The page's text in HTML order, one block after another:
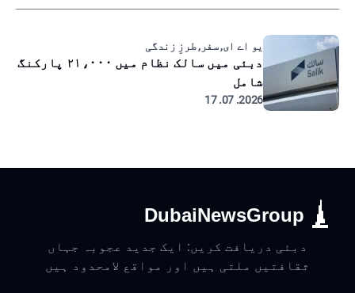
یو اے ای, سفر, طرزِ زندگی
دبئی میں سالک نظام میں ۲۱،۰۰۰ پارکنگ
شامل
2026. 07. 17
DubaiNewsGroup
دبئی دریافت کریں: ایک جدید عجوبہ جہاں
ثقافتیں ملتی ہیں اور مواقع لامحدود ہیں